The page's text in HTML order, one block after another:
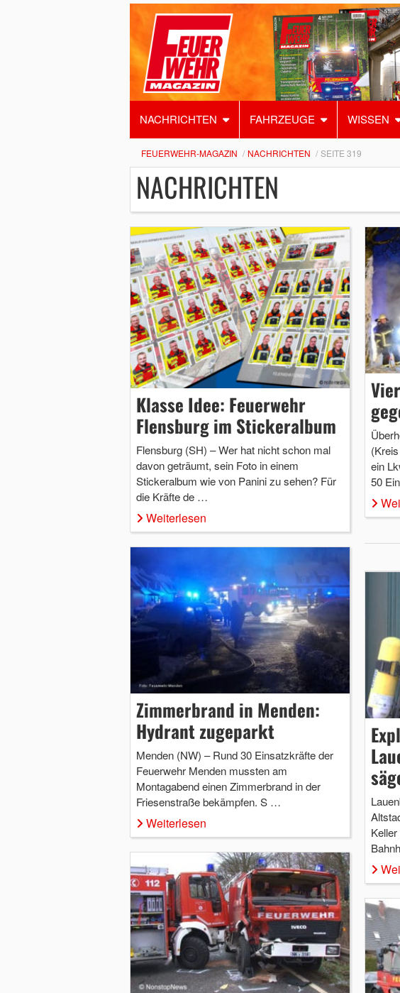
NACHRICHTEN FAHRZEUGE WISSEN
FEUERWEHR-MAGAZIN NACHRICHTEN SEITE 319
NACHRICHTEN
Klasse Idee: Feuerwehr
Flensburg im Stickeralbum
Flensburg (SH) – Wer hat nicht schon mal
davon geträumt, sein Foto in einem
Stickeralbum wie von Panini zu sehen? Für
die Kräfte de …
Weiterlesen
ein
50
Zimmerbrand in Menden:
Hydrant zugeparkt
Menden (NW) – Rund 30 Einsatzkräfte der
Feuerwehr Menden mussten am
Montagabend einen Zimmerbrand in der
Friesenstraße bekämpfen. S …
Weiterlesen